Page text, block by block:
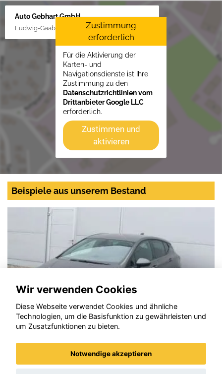
Auto Gebhart GmbH
Ludwig-Gaab-Str. 4, 88427 Bad Schussenried
Zustimmung
erforderlich
Für die Aktivierung der
Karten- und
Navigationsdienste ist Ihre
Zustimmung zu den
Datenschutzrichtlinien vom
Drittanbieter Google LLC
erforderlich.
Zustimmen und
aktivieren
Beispiele aus unserem Bestand
Wir verwenden Cookies
Diese Webseite verwendet Cookies und ähnliche
Technologien, um die Basisfunktion zu gewährleisten und
um Zusatzfunktionen zu bieten.
Notwendige akzeptieren